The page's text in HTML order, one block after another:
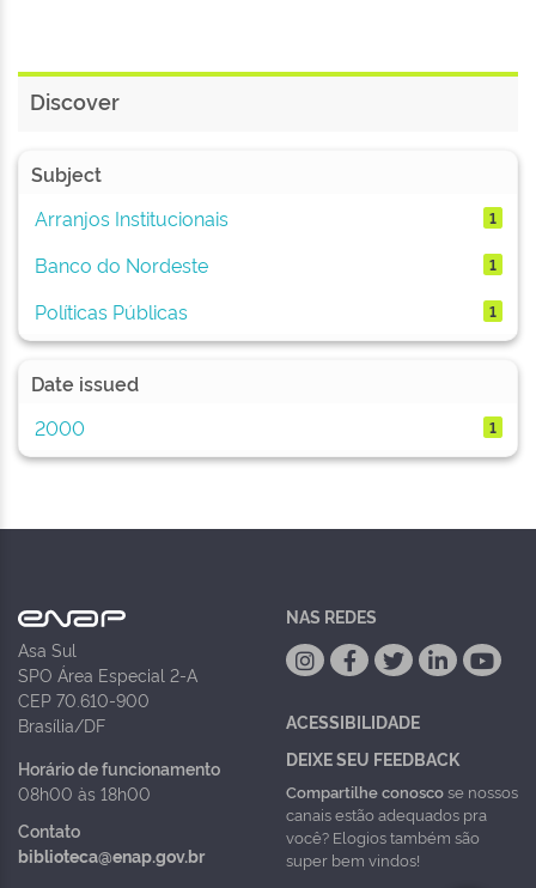
Discover
Subject
Arranjos Institucionais
1
Banco do Nordeste 1
Políticas Públicas 1
Date issued
2000
1
Asa Sul
SPO Área Especial 2-A
CEP 70.610-900
Brasília/DF
Horário de funcionamento
08h00 às 18h00
Contato
biblioteca@enap.gov.br
NAS REDES
ACESSIBILIDADE
DEIXE SEU FEEDBACK
Compartilhe conoscose nossos
canais estão adequados pra
você? Elogios também são
super bem vindos!